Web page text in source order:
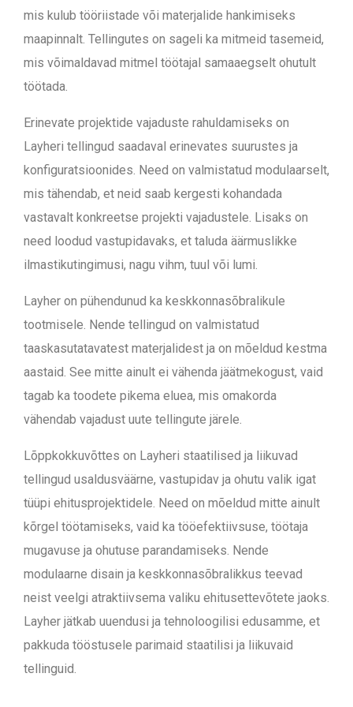
mis kulub tööriistade või materjalide hankimiseks
maapinnalt. Tellingutes on sageli ka mitmeid tasemeid,
mis võimaldavad mitmel töötajal samaaegselt ohutult
töötada.
Erinevate projektide vajaduste rahuldamiseks on
Layheri tellingud saadaval erinevates suurustes ja
konfiguratsioonides. Need on valmistatud modulaarselt,
mis tähendab, et neid saab kergesti kohandada
vastavalt konkreetse projekti vajadustele. Lisaks on
need loodud vastupidavaks, et taluda äärmuslikke
ilmastikutingimusi, nagu vihm, tuul või lumi.
Layher on pühendunud ka keskkonnasõbralikule
tootmisele. Nende tellingud on valmistatud
taaskasutatavatest materjalidest ja on mõeldud kestma
aastaid. See mitte ainult ei vähenda jäätmekogust, vaid
tagab ka toodete pikema eluea, mis omakorda
vähendab vajadust uute tellingute järele.
Lõppkokkuvõttes on Layheri staatilised ja liikuvad
tellingud usaldusväärne, vastupidav ja ohutu valik igat
tüüpi ehitusprojektidele. Need on mõeldud mitte ainult
kõrgel töötamiseks, vaid ka tööefektiivsuse, töötaja
mugavuse ja ohutuse parandamiseks. Nende
modulaarne disain ja keskkonnasõbralikkus teevad
neist veelgi atraktiivsema valiku ehitusettevõtete jaoks.
Layher jätkab uuendusi ja tehnoloogilisi edusamme, et
pakkuda tööstusele parimaid staatilisi ja liikuvaid
tellinguid.